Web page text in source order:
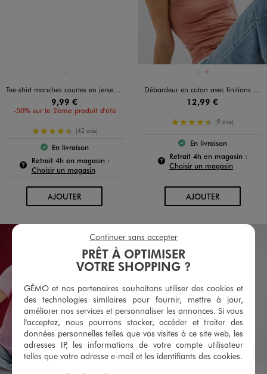
Tee-shirt manches courtes en jersey de coton imprimé femme
9,99 €
-50% sur le 2ème produit d'été
4.5/5 de moyenne
(42 avis)
Le produit est disponible :
En livraison
Retrait 4h en magasin :Pour connaître la disponibilité de ce produit :
Choisir un magasin
AJOUTERAU PANIER
Disponible en 2 coloris
MARRON FONCE
ROSE
Débardeur en coton avec finitions contrastantes femme
12,99 €
4.5/5 de moyenne
(9 avis)
Le produit est
En livraison
Retrait 4h en magasin :
Choisir un magasin
AJOUTERAU PANIER
PRÊT À OPTIMISER
VOTRE SHOPPING ?
GÉMO et nos partenaires souhaitons utiliser des cookies et
des technologies similaires pour fournir, mettre à jour,
améliorer nos services et personnaliser les annonces. Si vous
l'acceptez, nous pourrons stocker, accéder et traiter des
données personnelles telles que vos visites à ce site web, les
adresses IP, les informations de votre compte utilisateur
telles que votre adresse e-mail et les identifiants des cookies.
Continuer sans accepter